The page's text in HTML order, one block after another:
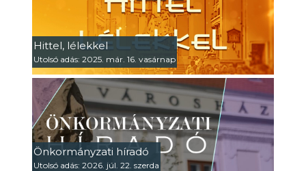
Hittel, lélekkel
Utolsó adás: 2025. már. 16. vasárnap
Önkormányzati híradó
Utolsó adás: 2026. júl. 22. szerda